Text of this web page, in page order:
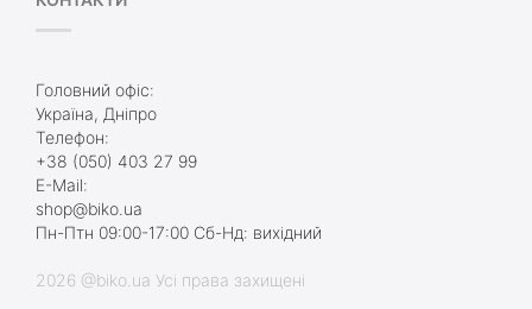
Головний офіс:
Україна, Дніпро
Телефон:
+38 (050) 403 27 99
E-Mail:
shop@biko.ua
Пн-Птн 09:00-17:00 Сб-Нд: вихідний
2026 @biko.ua Усі права захищені